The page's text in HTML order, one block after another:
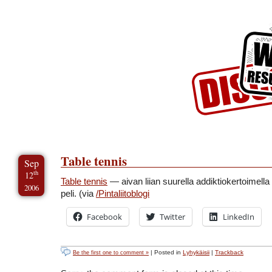
Sep
12th
2006
Table tennis
Table tennis — aivan liian suurella addiktiokertoimella
peli. (via /Pintaliitoblogi
Facebook Twitter LinkedIn
Be the first one to comment » | Posted in Lyhykäisii | Trackback